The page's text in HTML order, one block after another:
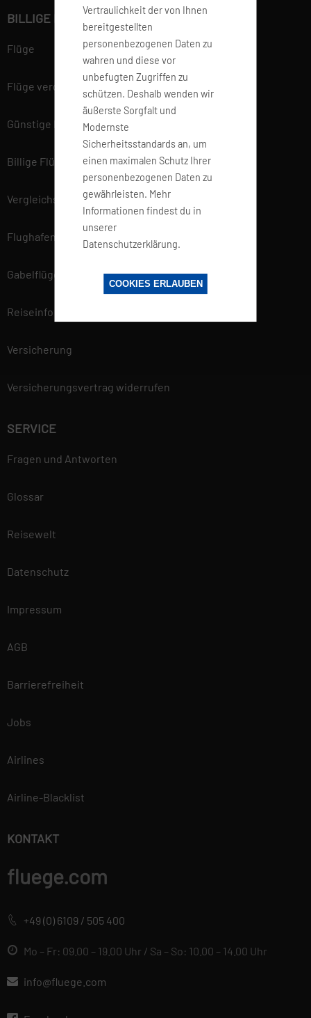
Vertraulichkeit der von Ihnen
bereitgestellten
personenbezogenen Daten zu
wahren und diese vor
unbefugten Zugriffen zu
schützen. Deshalb wenden wir
äußerste Sorgfalt und
Modernste
Sicherheitsstandards an, um
einen maximalen Schutz Ihrer
personenbezogenen Daten zu
gewährleisten. Mehr
Informationen findest du in
unserer
Datenschutzerklärung.
COOKIES ERLAUBEN
BILLIGE FLÜGE BUCHEN
Flüge
Flüge vergleichen
Günstige Flüge
Billige Flüge
Vergleichsportal
Flughafen Informationen
Gabelflüge
Reiseinfo
Versicherung
Versicherungsvertrag widerrufen
SERVICE
Fragen und Antworten
Glossar
Reisewelt
Datenschutz
Impressum
AGB
Barrierefreiheit
Jobs
Airlines
Airline-Blacklist
KONTAKT
fluege.com
+49 (0) 6109 / 505 400
Mo – Fr: 09.00 – 19.00 Uhr / Sa – So: 10.00 – 14.00 Uhr
info@fluege.com